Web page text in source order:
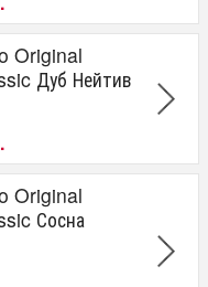
Original
Дуб Нейтив
Original
Сосна